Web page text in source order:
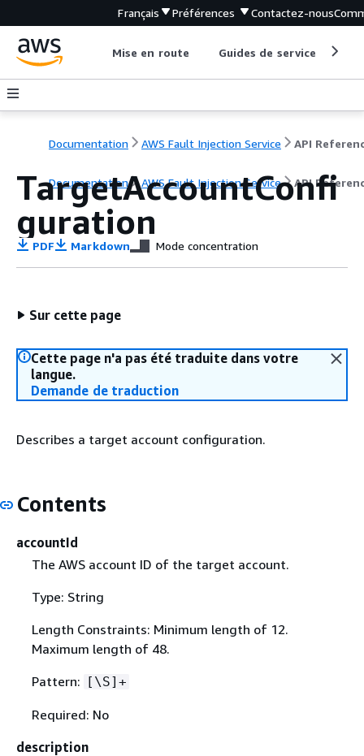
Français Préférences Contactez-nous
Mise en route Guides de service
Documentation AWS Fault Injection Service API
Documentation AWS Fault Injection Service API
TargetAccountConfi
guration
PDF Markdown Mode concentration
Sur cette page
Cette page n'a pas été traduite dans votre
langue.
Demande de traduction
Describes a target account configuration.
Contents
accountId
The AWS account ID of the target account.
Type: String
Length Constraints: Minimum length of 12.
Maximum length of 48.
Pattern: [\S]+
Required: No
description